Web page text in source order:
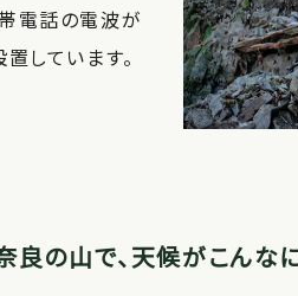
電話の電波が
しています。
奈良の山で、天候がこん